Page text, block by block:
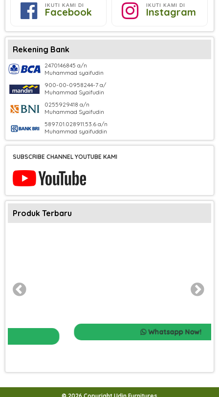
IKUTI KAMI DI
Facebook
IKUTI KAMI DI
Instagram
Rekening Bank
2470146845 a/n
Muhammad syaifudin
900-00-0958244-7 a/
Muhammad Syaifudin
0255929418 a/n
Muhammad Syaifudin
5897.01.028911.53.6 a/n
Muhammad syaifuddin
SUBSCRIBE CHANNEL YOUTUBE KAMI
Produk Terbaru
Whatsapp Now!